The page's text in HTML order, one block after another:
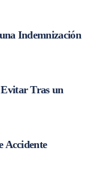
Indemnización
Tras un
Accidente